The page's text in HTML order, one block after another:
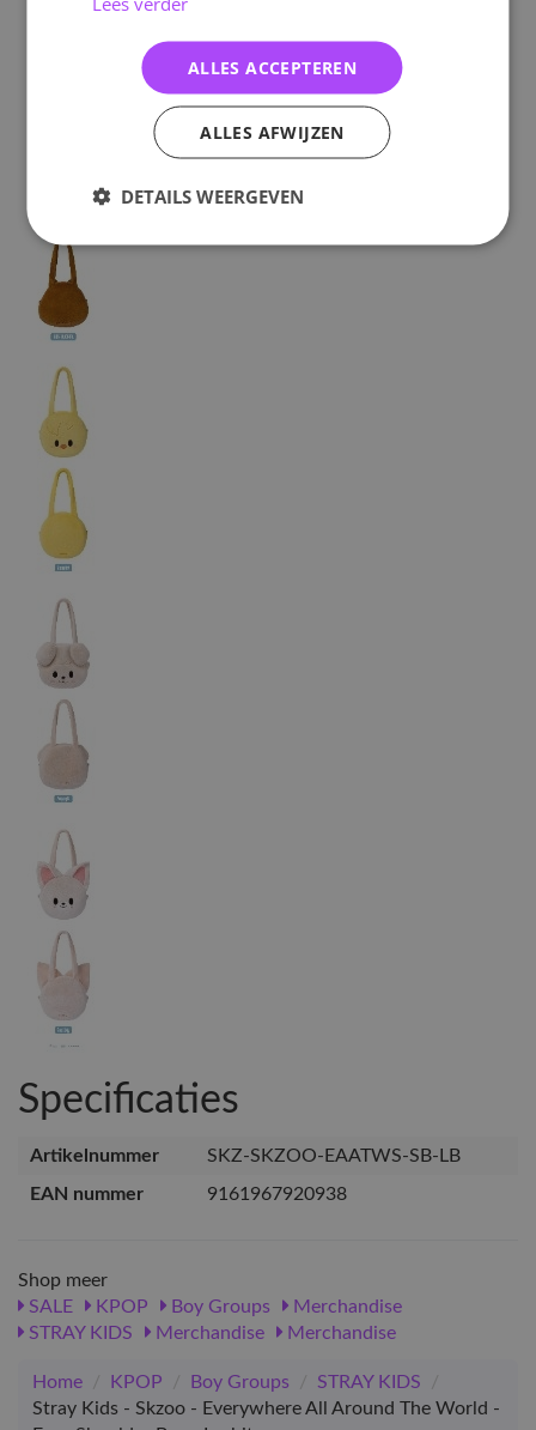
Specificaties
Artikelnummer
SKZ-SKZOO-EAATWS-SB-LB
EAN nummer
9161967920938
Shop meer
SALE
KPOP Boy Groups
Merchandise
STRAY KIDS
Merchandise Merchandise
Home / KPOP / Boy Groups / STRAY KIDS
/
Stray Kids - Skzoo - Everywhere All Around The World -
ALLES ACCEPTEREN
ALLES AFWIJZEN
DETAILS WEERGEVEN